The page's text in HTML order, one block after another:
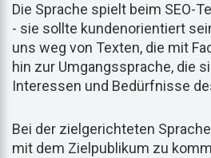
Die Sprache spielt beim SEO-
- sie sollte kundenorientiert
uns weg von Texten, die mit
hin zur Umgangssprache, die
Interessen und Bedürfnisse
Bei der zielgerichteten
mit dem Zielpublikum zu